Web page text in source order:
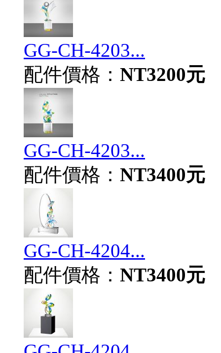
GG-CH-4203...
配件價格： NT3200元
GG-CH-4203...
配件價格： NT3400元
GG-CH-4204...
配件價格： NT3400元